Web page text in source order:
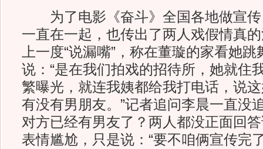
为了电影《奋斗》全国各地做宣传
一直在一起，也传出了两人戏假情真
上一度“说漏嘴”，称在董璇的家看她
说：“是在我们拍戏的招待所，她就住
繁曝光，就连我姨都给我打电话，说
有没有男朋友。”记者追问李晨一直没
对方已经有男友了？两人都没正面回
表情尴尬，只是说：“要不咱俩宣传完